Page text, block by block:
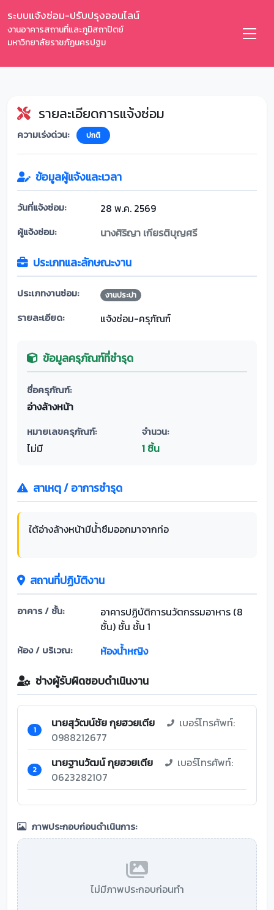
ระบบแจ้งซ่อม-ปรับปรุงออนไลน์
งานอาคารสถานที่และภูมิสถาปัตย์
มหาวิทยาลัยราชภัฏนครปฐม
รายละเอียดการแจ้งซ่อม
ความเร่งด่วน: ปกติ
ข้อมูลผู้แจ้งและเวลา
วันที่แจ้งซ่อม: 28 พ.ค. 2569
ผู้แจ้งซ่อม: นางศิริญา เกียรติบุญศรี
ประเภทและลักษณะงาน
ประเภทงานซ่อม: งานประปา
รายละเอียด: แจ้งซ่อม-ครุภัณฑ์
ข้อมูลครุภัณฑ์ที่ชำรุด
ชื่อครุภัณฑ์:
อ่างล้างหน้า
หมายเลขครุภัณฑ์:
ไม่มี
จำนวน:
1 ชิ้น
สาเหตุ / อาการชำรุด
ใต้อ่างล้างหน้ามีน้ำซึมออกมาจากท่อ
สถานที่ปฏิบัติงาน
อาคาร / ชั้น:
อาคารปฏิบัติการนวัตกรรมอาหาร (8
ชั้น) ชั้น ชั้น 1
ห้อง / บริเวณ: ห้องน้ำหญิง
ช่างผู้รับผิดชอบดำเนินงาน
1 นายสุวัฒน์ชัย กุยฮวยเตีย
เบอร์โทรศัพท์:
0988212677
2 นายฐานวัฒน์ กุยฮวยเตีย
เบอร์โทรศัพท์:
0623282107
ภาพประกอบก่อนดำเนินการ:
ไม่มีภาพประกอบก่อนทำ